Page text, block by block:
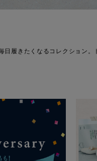
日履きたくなるコレクション